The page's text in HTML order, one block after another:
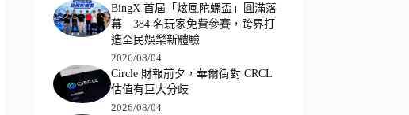
BingX 首屆「炫風陀螺盃」圓滿落
幕 384 名玩家免費參賽，跨界打
造全民娛樂新體驗
2026/08/04
Circle 財報前夕，華爾街對 CRCL
估值有巨大分歧
2026/08/04